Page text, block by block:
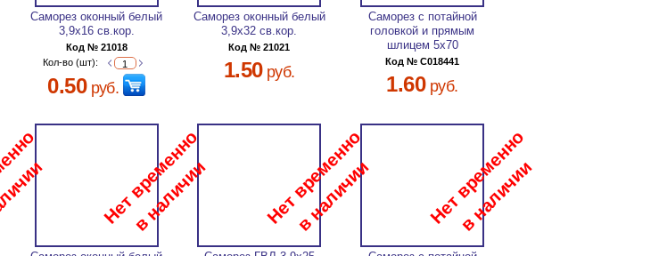
Саморез оконный белый
3,9х16 св.кор.
Код № 21018
Кол-во (шт):
0.50руб.
Саморез оконный белый
3,9х32 св.кор.
Код № 21021
1.50руб.
Саморез с потайной
головкой и прямым
шлицем 5х70
Код № C018441
1.60руб.